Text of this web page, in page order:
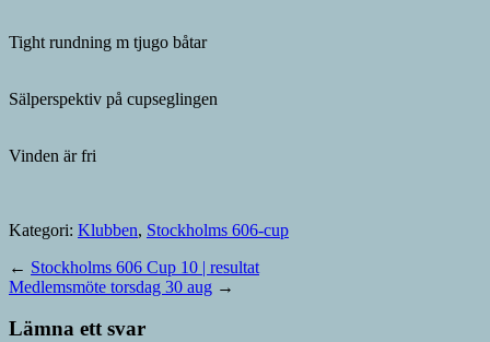
Tight rundning m tjugo båtar
Sälperspektiv på cupseglingen
Vinden är fri
Kategori: Klubben, Stockholms 606-cup
← Stockholms 606 Cup 10 | resultat
Medlemsmöte torsdag 30 aug →
Lämna ett svar